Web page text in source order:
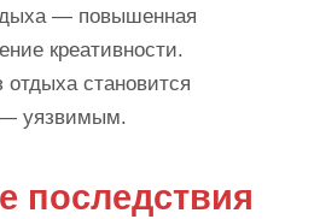
— повышенная
креативности.
становится
уязвимым.
последствия